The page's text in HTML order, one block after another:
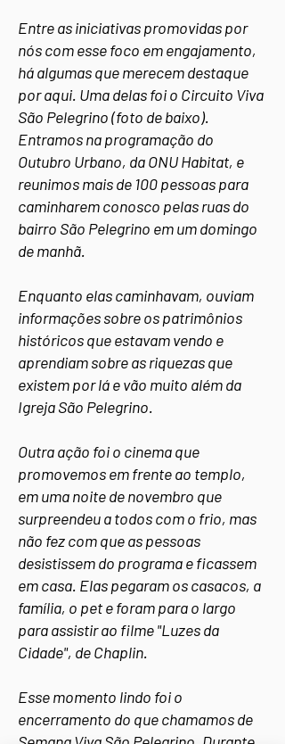
Entre as iniciativas promovidas por
nós com esse foco em engajamento,
há algumas que merecem destaque
por aqui. Uma delas foi o Circuito Viva
São Pelegrino (foto de baixo).
Entramos na programação do
Outubro Urbano, da ONU Habitat, e
reunimos mais de 100 pessoas para
caminharem conosco pelas ruas do
bairro São Pelegrino em um domingo
de manhã.
Enquanto elas caminhavam, ouviam
informações sobre os patrimônios
históricos que estavam vendo e
aprendiam sobre as riquezas que
existem por lá e vão muito além da
Igreja São Pelegrino.
Outra ação foi o cinema que
promovemos em frente ao templo,
em uma noite de novembro que
surpreendeu a todos com o frio, mas
não fez com que as pessoas
desistissem do programa e ficassem
em casa. Elas pegaram os casacos, a
família, o pet e foram para o largo
para assistir ao filme "Luzes da
Cidade", de Chaplin.
Esse momento lindo foi o
encerramento do que chamamos de